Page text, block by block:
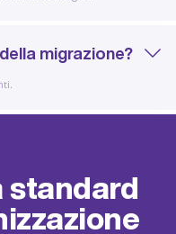
migrazione?
standard